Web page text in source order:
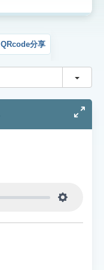
QRcode分享
切換